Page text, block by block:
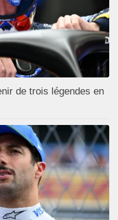
de trois légendes en